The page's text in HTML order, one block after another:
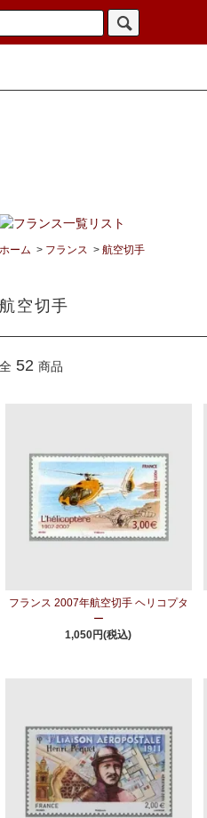
ホーム > フランス > 航空切手
航空切手
全 52 商品
フランス 2007年航空切手 ヘリコプタ
ー
1,050円(税込)